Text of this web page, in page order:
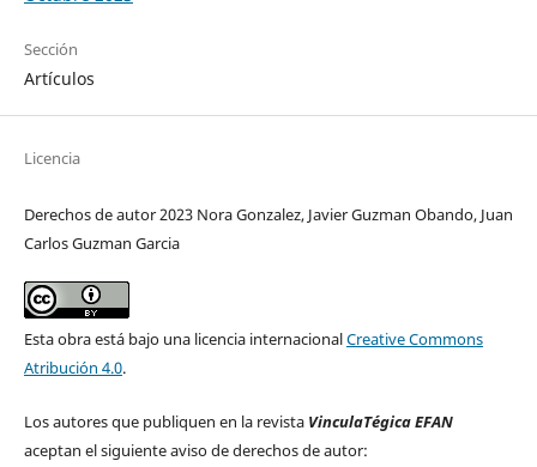
Sección
Artículos
Licencia
Derechos de autor 2023 Nora Gonzalez, Javier Guzman Obando, Juan
Carlos Guzman Garcia
Esta obra está bajo una licencia internacionalCreative Commons
Atribución 4.0.
Los autores que publiquen en la revista VinculaTégica EFAN
aceptan el siguiente aviso de derechos de autor: